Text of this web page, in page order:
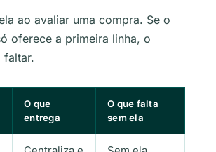
ao avaliar uma compra. Se o
oferece a primeira linha, o
faltar.
O que
entrega
O que falta
sem ela